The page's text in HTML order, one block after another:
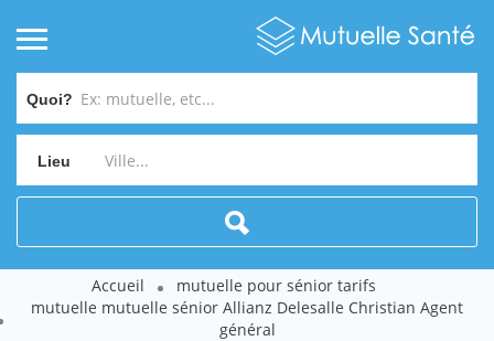
Quoi?
Lieu
Accueil
mutuelle pour sénior tarifs
mutuelle mutuelle sénior Allianz Delesalle Christian Agent
général